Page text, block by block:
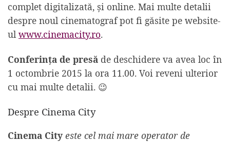
complet digitalizată, și online. Mai multe detalii
despre noul cinematograf pot fi găsite pe website-
ulwww.cinemacity.ro.
Conferința de presă de deschidere va avea loc în
1 octombrie 2015 la ora 11.00. Voi reveni ulterior
cu mai multe detalii. 😉
Despre Cinema City
Cinema City este cel mai mare operator de